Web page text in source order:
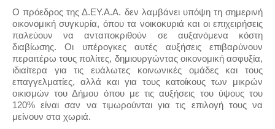
Ο πρόεδρος της Δ.ΕΥ.Α.Α. δεν λαμβάνει υπόψη τη σημερινή
οικονομική συγκυρία, όπου τα νοικοκυριά και οι επιχειρήσεις
παλεύουν να ανταποκριθούν σε αυξανόμενα κόστη
διαβίωσης. Οι υπέρογκες αυτές αυξήσεις επιβαρύνουν
περαιτέρω τους πολίτες, δημιουργώντας οικονομική ασφυξία,
ιδιαίτερα για τις ευάλωτες κοινωνικές ομάδες και τους
επαγγελματίες, αλλά και για τους κατοίκους των μικρών
οικισμών του Δήμου όπου με τις αυξήσεις του ύψους του
120% είναι σαν να τιμωρούνται για τις επιλογή τους να
μείνουν στα χωριά.